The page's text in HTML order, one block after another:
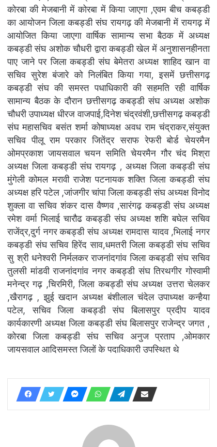
कोरबा की मेजबानी में कोरबा में किया जाएगा ,एवम बीच कबड्डी
का आयोजन जिला कबड्डी संघ रायगढ़ की मेजबानी में रायगढ़ में
आयोजित किया जाएगा वार्षिक सामान्य सभा बैठक में अध्यक्ष
कबड्डी संघ अशोक चौधरी द्वारा कबड्डी खेल में अनुशासनहीनता
पाए जाने पर जिला कबड्डी संघ बेमेतरा अध्यक्ष शाहिद खान वा
सचिव सुरेश बंजारे को निलंबित किया गया, इसमें छत्तीसगढ़
कबड्डी संघ की समस्त पधाधिकारी की सहमति रही वार्षिक
सामान्य बैठक के दौरान छत्तीसगढ़ कबड्डी संघ अध्यक्ष अशोक
चौधरी उपाध्यक्ष धीरज वाजपाई,दिनेश चंद्रवंशी,छत्तीसगढ़ कबड्डी
संघ महासचिव बसंत शर्मा कोषाध्यक्ष अवध राम चंद्राकर,संयुक्त
सचिव पीलू राम परकार जितेंद्र सराफ रेफरी बोर्ड चेयरमैन
ओमप्रकाश जायसवाल चयन समिति चेयरमैन गौर चंद मिश्रा
अध्यक्ष जिला कबड्डी संघ रायगढ़ , अध्यक्ष जिला कबड्डी संघ
मुंगेली कोमल मरावी राजेश पटनायक शक्ति जिला कबड्डी संघ
अध्यक्ष हरि पटेल ,जांजगीर चांपा जिला कबड्डी संघ अध्यक्ष विनोद
शुक्ला वा सचिव शंकर दास वैष्णव ,सारंगढ़ कबड्डी संघ अध्यक्ष
रमेश वर्मा भिलाई चारौढ कबड्डी संघ अध्यक्ष शशि बघेल सचिव
राजेंद्र,दुर्ग नगर कबड्डी संघ अध्यक्ष रामदास यादव ,भिलाई नगर
कबड्डी संघ सचिव हिरेंद साव,धमतरी जिला कबड्डी संघ सचिव
सु श्री धनेश्वरी निर्मलकर राजनांदगांव जिला कबड्डी संघ सचिव
तुलसी मांडवी राजनांदगांव नगर कबड्डी संघ तिरथगीर गोस्वामी
मनेन्द्र गढ़ ,चिरमिरी, जिला कबड्डी संघ अध्यक्ष उत्तरा चेलकर
,खैरागढ़ , झुई खदान अध्यक्ष बंशीलाल चंदेल उपाध्यक्ष कन्हैया
पटेल, सचिव जिला कबड्डी संघ बिलासपुर प्रदीप यादव
कार्यकारणी अध्यक्ष जिला कबड्डी संघ बिलासपुर राजेन्द्र जगत ,
कोरबा जिला कबड्डी संघ सचिव अनुज प्रताप ,ओमकार
जायसवाल आदिसमस्त जिलों के पदाधिकारी उपस्थित थे